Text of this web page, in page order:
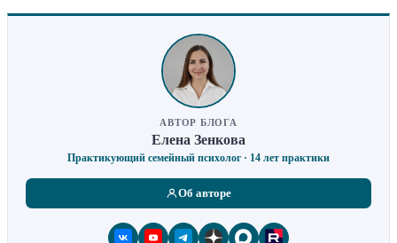
АВТОР БЛОГА
Елена Зенкова
Практикующий семейный психолог · 14 лет практики
Об авторе